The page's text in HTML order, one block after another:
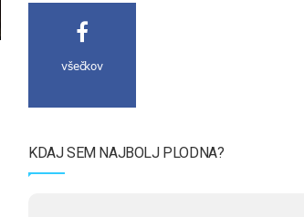
všečkov
KDAJ SEM NAJBOLJ PLODNA?